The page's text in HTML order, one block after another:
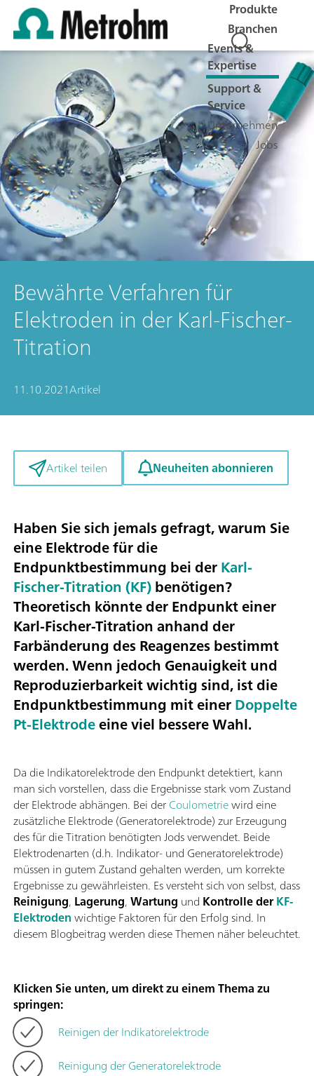
Produkte
Branchen
Events &
Expertise
Support &
Service
Unternehmen
Jobs
Bewährte Verfahren für
Elektroden in der Karl-Fischer-
Titration
11.10.2021Artikel
Artikel teilen Neuheiten abonnieren
Haben Sie sich jemals gefragt, warum Sie
eine Elektrode für die
Endpunktbestimmung bei derKarl-
Fischer-Titration (KF)benötigen?
Theoretisch könnte der Endpunkt einer
Karl-Fischer-Titration anhand der
Farbänderung des Reagenzes bestimmt
werden. Wenn jedoch Genauigkeit und
Reproduzierbarkeit wichtig sind, ist die
Endpunktbestimmung mit einerDoppelte
Pt-Elektrodeeine viel bessere Wahl.
Da die Indikatorelektrode den Endpunkt detektiert, kann
man sich vorstellen, dass die Ergebnisse stark vom Zustand
der Elektrode abhängen. Bei derCoulometriewird eine
zusätzliche Elektrode (Generatorelektrode) zur Erzeugung
des für die Titration benötigten Jods verwendet. Beide
Elektrodenarten (d.h. Indikator- und Generatorelektrode)
müssen in gutem Zustand gehalten werden, um korrekte
Ergebnisse zu gewährleisten. Es versteht sich von selbst, dass
Reinigung, Lagerung,Wartung und Kontrolle derKF-
Elektrodenwichtige Faktoren für den Erfolg sind. In
diesem Blogbeitrag werden diese Themen näher beleuchtet.
Klicken Sie unten, um direkt zu einem Thema zu
springen:
Reinigen der Indikatorelektrode
Reinigung der Generatorelektrode